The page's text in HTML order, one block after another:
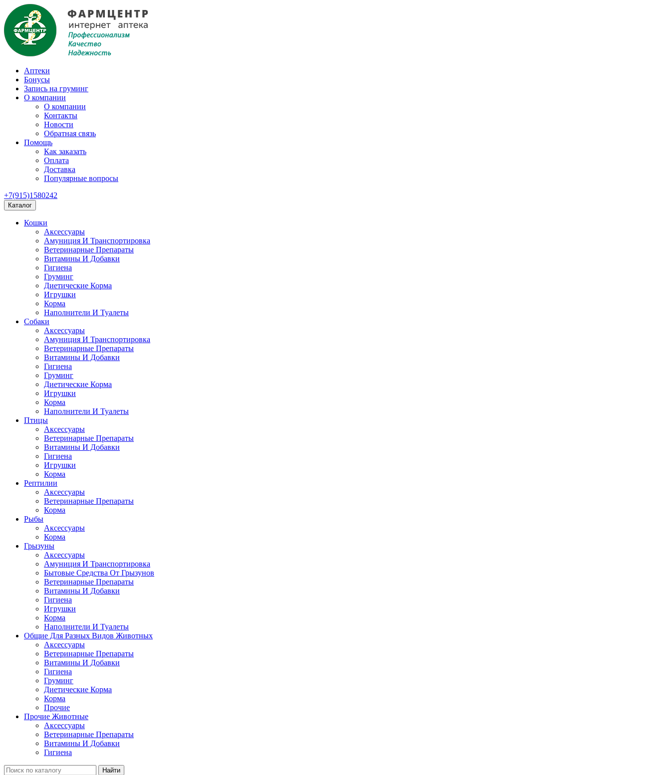
Аптеки
Бонусы
Запись на груминг
О компании
О компании
Контакты
Новости
Обратная связь
Помощь
Как заказать
Оплата
Доставка
Популярные вопросы
+7(915)1580242
Каталог
Кошки
Аксессуары
Амуниция И Транспортировка
Ветеринарные Препараты
Витамины И Добавки
Гигиена
Груминг
Диетические Корма
Игрушки
Корма
Наполнители И Туалеты
Собаки
Аксессуары
Амуниция И Транспортировка
Ветеринарные Препараты
Витамины И Добавки
Гигиена
Груминг
Диетические Корма
Игрушки
Корма
Наполнители И Туалеты
Птицы
Аксессуары
Ветеринарные Препараты
Витамины И Добавки
Гигиена
Игрушки
Корма
Рептилии
Аксессуары
Ветеринарные Препараты
Корма
Рыбы
Аксессуары
Корма
Грызуны
Аксессуары
Амуниция И Транспортировка
Бытовые Средства От Грызунов
Ветеринарные Препараты
Витамины И Добавки
Гигиена
Игрушки
Корма
Наполнители И Туалеты
Общие Для Разных Видов Животных
Аксессуары
Ветеринарные Препараты
Витамины И Добавки
Гигиена
Груминг
Диетические Корма
Корма
Прочие
Прочие Животные
Аксессуары
Ветеринарные Препараты
Витамины И Добавки
Гигиена
Найти